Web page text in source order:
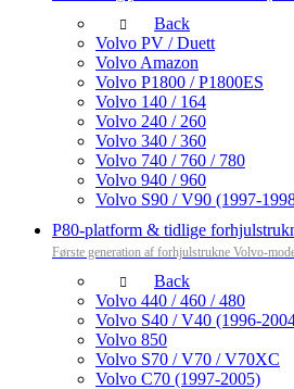
Back
Volvo PV / Duett
Volvo Amazon
Volvo P1800 / P1800ES
Volvo 140 / 164
Volvo 240 / 260
Volvo 340 / 360
Volvo 740 / 760 / 780
Volvo 940 / 960
Volvo S90 / V90 (1997-
P80-platform & tidlige
Første generation af forhjulstrukne Volvo-
Back
Volvo 440 / 460 / 480
Volvo S40 / V40 (1996-
Volvo 850
Volvo S70 / V70 / V70XC
Volvo C70 (1997-2005)